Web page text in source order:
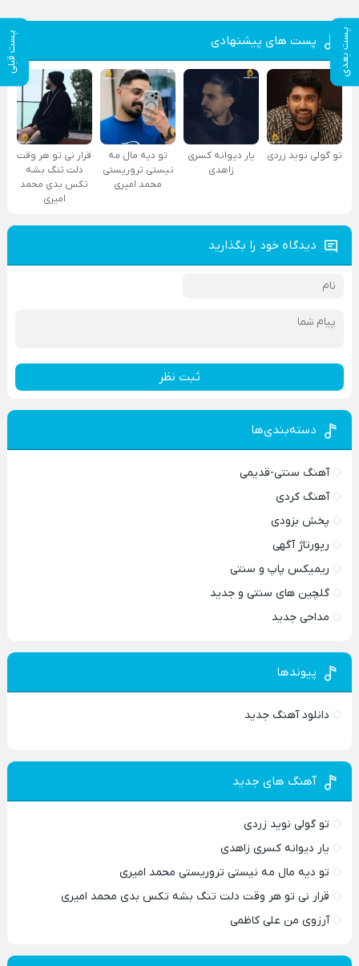
پست بعدی پست قبلی پست های پیشنهادی
تو گولی نوید زردی
یار دیوانه کسری
زاهدی
تو دیه مال مه
نیستی تروریستی
محمد امیری
قرار نی تو هر وقت
دلت تنگ بشه
تکس بدی محمد
امیری
دیدگاه خود را بگذارید
ثبت نظر
دسته‌بندی‌ها
آهنگ سنتی-قدیمی
آهنگ کردی
پخش بزودی
رپورتاژ آگهی
ریمیکس پاپ و سنتی
گلچین های سنتی و جدید
مداحی جدید
پیوندها
دانلود آهنگ جدید
آهنگ های جدید
تو گولی نوید زردی
یار دیوانه کسری زاهدی
تو دیه مال مه نیستی تروریستی محمد امیری
قرار نی تو هر وقت دلت تنگ بشه تکس بدی محمد امیری
آرزوی من علی کاظمی